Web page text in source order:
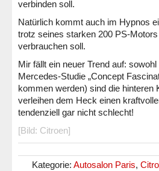
verbinden soll.
Natürlich kommt auch im Hypnos
trotz seines starken 200 PS-
verbrauchen soll.
Mir fällt ein neuer Trend auf:
Mercedes-Studie „Concept
kommen werden) sind die hinteren
verleihen dem Heck einen
tendenziell gar nicht schlecht!
[Bild: Citroen]
Kategorie: Autosalon Paris,